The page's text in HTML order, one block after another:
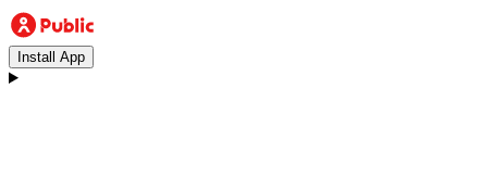
Install App